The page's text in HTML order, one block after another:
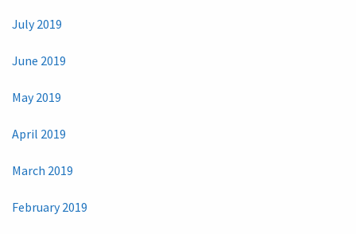
July 2019
June 2019
May 2019
April 2019
March 2019
February 2019